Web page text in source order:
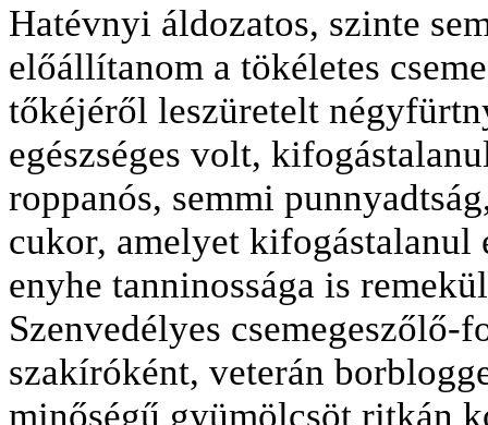
Hatévnyi áldozatos, szinte
előállítanom a tökéletes
tőkéjéről leszüretelt
egészséges volt,
roppanós, semmi
cukor, amelyet kifogástalanul
enyhe tanninossága is
Szenvedélyes
szakíróként, veterán
minőségű gyümölcsöt ritkán